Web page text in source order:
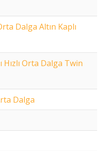
Dalga Altın Kaplı
Orta Dalga Twin
Dalga